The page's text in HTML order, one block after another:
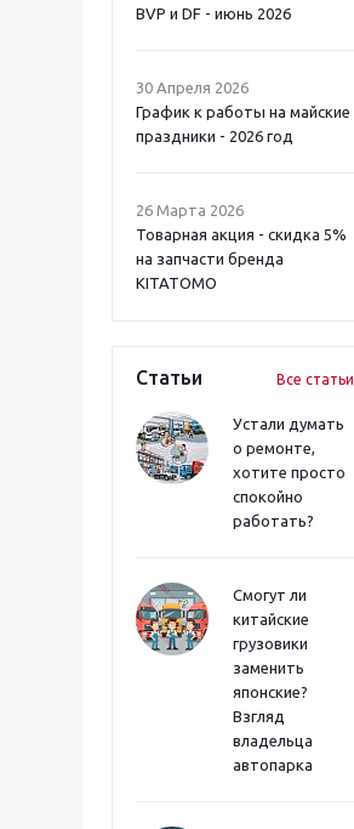
BVP и DF - июнь 2026
30 Апреля 2026
График к работы на майские
праздники - 2026 год
26 Марта 2026
Товарная акция - скидка 5%
на запчасти бренда
KITATOMO
Статьи Все статьи
Устали думать
о ремонте,
хотите просто
спокойно
работать?
Смогут ли
китайские
грузовики
заменить
японские?
Взгляд
владельца
автопарка